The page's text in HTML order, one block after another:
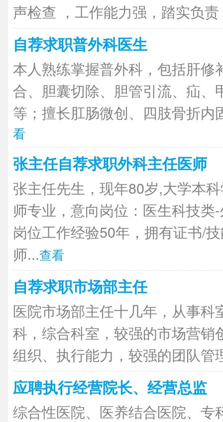
声检查 ，工作能力强，踏实负
自荐求职普外科医生
本人熟练掌握普外科，包括肝修
合、胆囊切除、胆管引流、疝、
等；擅长肛肠微创、四肢骨折内
看
张主任自荐求职外科主任医师
张主任先生，现年80岁,大学本
师专业，意向岗位：医生科技类
岗位工作经验50年，拥有证书/
师...查看
自荐求职市场部主任
医院市场部主任十几年，从事科
科，综合科室，较强的市场营销
组织、执行能力，较强的团队管
应聘执行经营院长、经营总监
综合性医院、医养结合医院、专